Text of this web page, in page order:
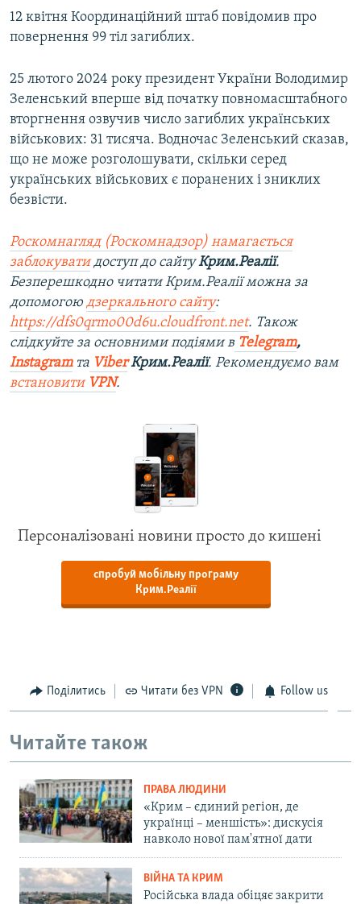
12 квітня Координаційний штаб повідомив про
повернення 99 тіл загиблих.
25 лютого 2024 року президент України Володимир
Зеленський вперше від початку повномасштабного
вторгнення озвучив число загиблих українських
військових: 31 тисяча. Водночас Зеленський сказав,
що не може розголошувати, скільки серед
українських військових є поранених і зниклих
безвісти.
Роскомнагляд (Роскомнадзор) намагається
заблокуватидоступ до сайтуКрим.Реалії.
Безперешкодно читати Крим.Реалії можна за
допомогою дзеркального сайту:
https://dfs0qrmo00d6u.cloudfront.net. Також
слідкуйте за основними подіями в Telegram,
Instagramта ViberКрим.Реалії. Рекомендуємо вам
встановити VPN.
Персоналізовані новини просто до кишені
спробуй мобільну програму
Крим.Реалії
Поділитись Читати без VPN Follow us
Читайте також
ПРАВА ЛЮДИНИ
«Крим – єдиний регіон, де
українці – меншість»: дискусія
навколо нової пам'ятної дати
ВІЙНА ТА КРИМ
Російська влада обіцяє закрити